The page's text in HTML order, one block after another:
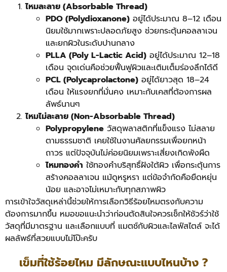
ไหมละลาย (Absorbable Thread)
PDO (Polydioxanone) อยู่ได้ประมาณ 8–12 เดือน
นิยมใช้มากเพราะปลอดภัยสูง ช่วยกระตุ้นคอลลาเจน
และยกผิวในระดับปานกลาง
PLLA (Poly L-Lactic Acid) อยู่ได้ประมาณ 12–18
เดือน จุดเด่นคือช่วยฟื้นฟูผิวและเติมเต็มร่องลึกได้ดี
PCL (Polycaprolactone) อยู่ได้ยาวสุด 18–24
เดือน ให้แรงยกที่มั่นคง เหมาะกับเคสที่ต้องการผล
ลัพธ์นานๆ
ไหมไม่ละลาย (Non-Absorbable Thread)
Polypropylene วัสดุพลาสติกที่แข็งแรง ไม่สลาย
ตามธรรมชาติ เคยใช้ในงานศัลยกรรมเพื่อยกหน้า
ถาวร แต่ปัจจุบันไม่ค่อยนิยมเพราะเสี่ยงเกิดพังผืด
ไหมทองคำ ใช้ทองคำบริสุทธิ์ฝังใต้ผิว เพื่อกระตุ้นการ
สร้างคอลลาเจน แม้ดูหรูหรา แต่ข้อจำกัดคือยืดหยุ่น
น้อย และอาจไม่เหมาะกับทุกสภาพผิว
การเข้าใจวัสดุเหล่านี้ช่วยให้การเลือกวิธีร้อยไหมตรงกับความ
ต้องการมากขึ้น หมอขอแนะนำว่าก่อนตัดสินใจควรเช็กให้ชัวร์ว่าใช้
วัสดุที่มีมาตรฐาน และเลือกแบบที่ แมตช์กับผิวและไลฟ์สไตล์ จะได้
ผลลัพธ์ที่สวยแบบไม่โป๊ะครับ
เข็มที่ใช้ร้อยไหม มีลักษณะแบบไหนบ้าง ?